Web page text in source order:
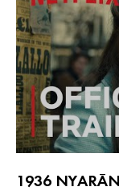
1936 NYARÁN